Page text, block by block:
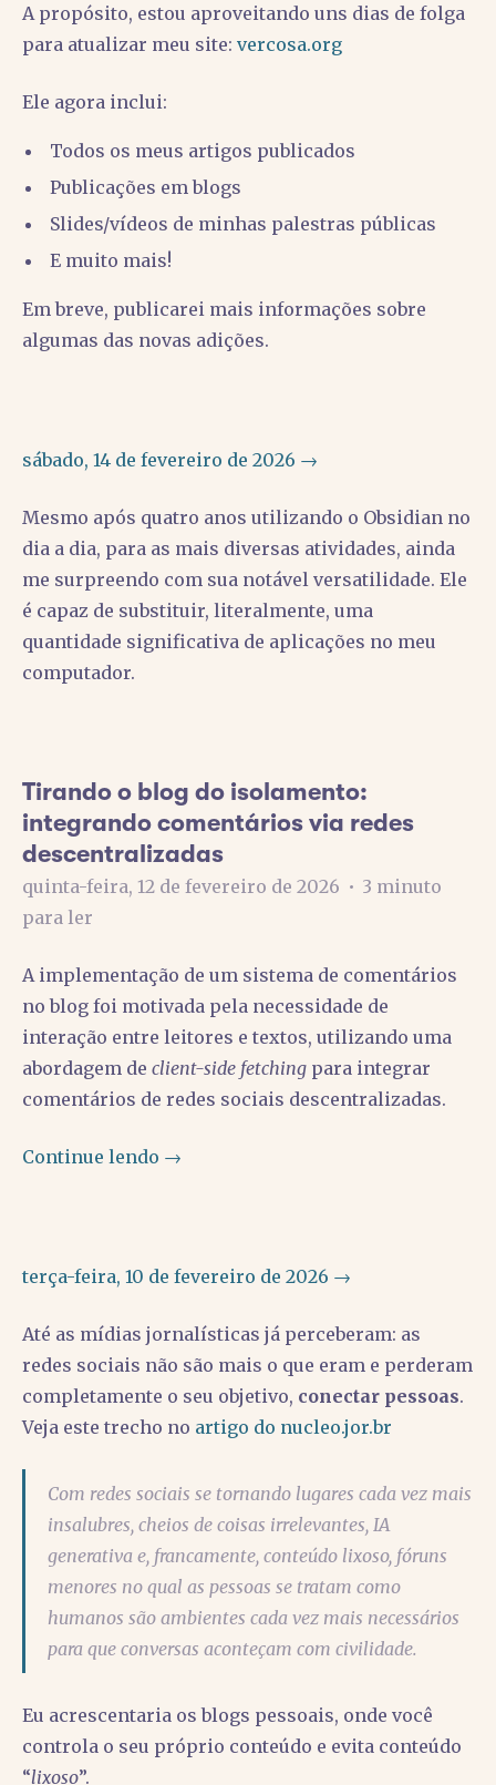
A propósito, estou aproveitando uns dias de folga
para atualizar meu site: vercosa.org
Ele agora inclui:
Todos os meus artigos publicados
Publicações em blogs
Slides/vídeos de minhas palestras públicas
E muito mais!
Em breve, publicarei mais informações sobre
algumas das novas adições.
sábado, 14 de fevereiro de 2026 →
Mesmo após quatro anos utilizando o Obsidian no
dia a dia, para as mais diversas atividades, ainda
me surpreendo com sua notável versatilidade. Ele
é capaz de substituir, literalmente, uma
quantidade significativa de aplicações no meu
computador.
Tirando o blog do isolamento:
integrando comentários via redes
descentralizadas
quinta-feira, 12 de fevereiro de 2026 • 3 minuto
para ler
A implementação de um sistema de comentários
no blog foi motivada pela necessidade de
interação entre leitores e textos, utilizando uma
abordagem de client-side fetching para integrar
comentários de redes sociais descentralizadas.
Continue lendo →
terça-feira, 10 de fevereiro de 2026 →
Até as mídias jornalísticas já perceberam: as
redes sociais não são mais o que eram e perderam
completamente o seu objetivo, conectar pessoas.
Veja este trecho no artigo do nucleo.jor.br
Com redes sociais se tornando lugares cada vez mais
insalubres, cheios de coisas irrelevantes, IA
generativa e, francamente, conteúdo lixoso, fóruns
menores no qual as pessoas se tratam como
humanos são ambientes cada vez mais necessários
para que conversas aconteçam com civilidade.
Eu acrescentaria os blogs pessoais, onde você
controla o seu próprio conteúdo e evita conteúdo
“lixoso”.